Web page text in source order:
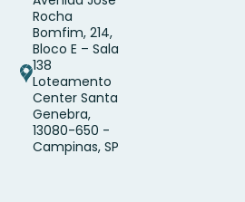
Rocha
Bomfim, 214,
Bloco E – Sala
138
Loteamento
Center Santa
Genebra,
13080-650 -
Campinas, SP